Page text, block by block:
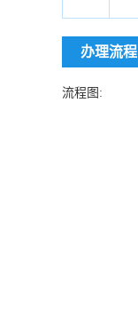
办理流程
流程图: